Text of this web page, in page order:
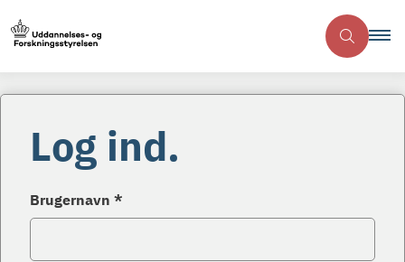
Log ind.
Brugernavn *